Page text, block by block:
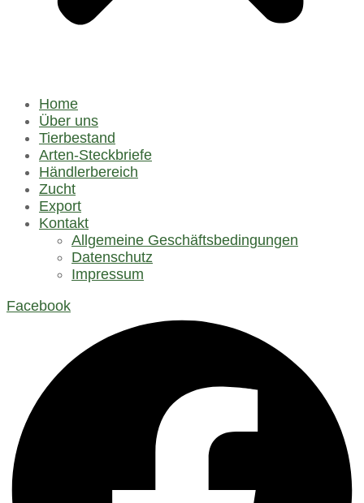
Home
Über uns
Tierbestand
Arten-Steckbriefe
Händlerbereich
Zucht
Export
Kontakt
Allgemeine Geschäftsbedingungen
Datenschutz
Impressum
Facebook